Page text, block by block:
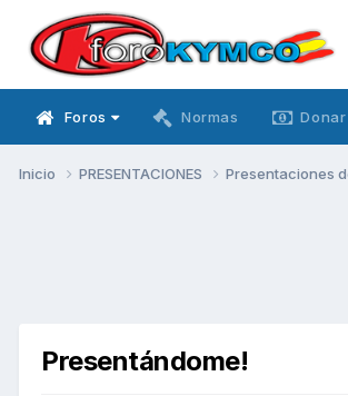
Foros Normas
Inicio PRESENTACIONES Presentaciones
Presentándome!